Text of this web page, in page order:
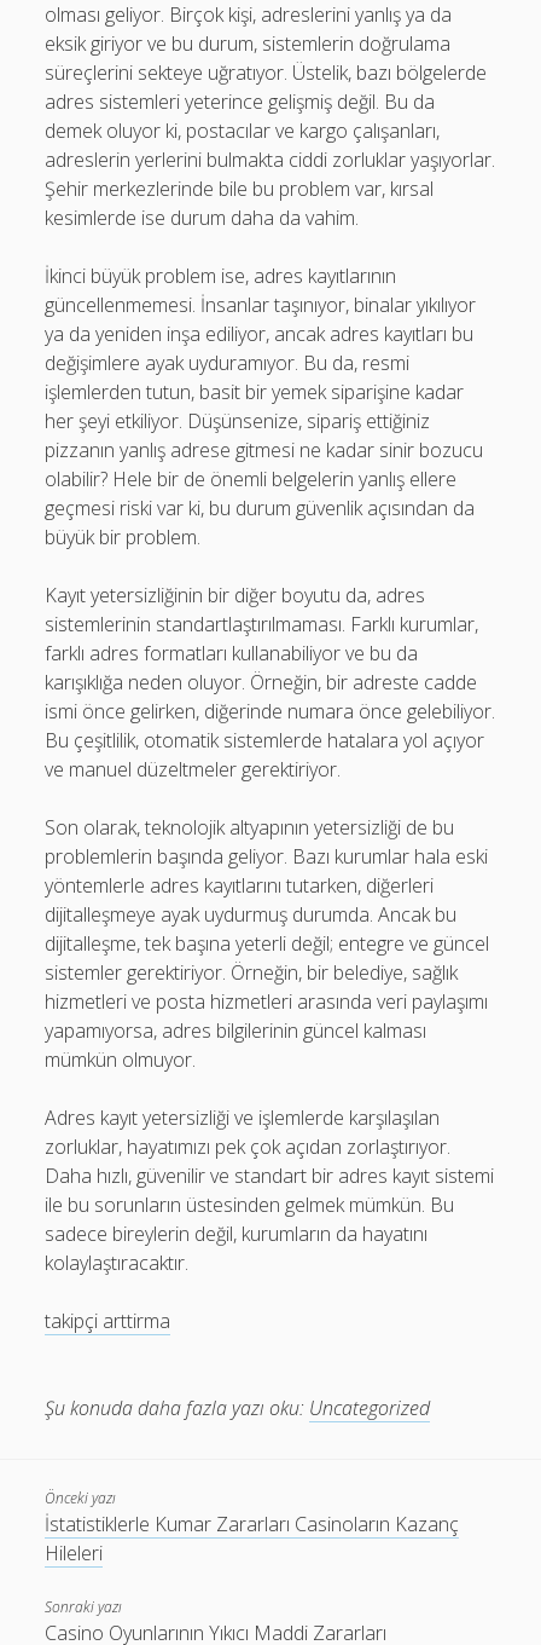
olması geliyor. Birçok kişi, adreslerini yanlış ya da
eksik giriyor ve bu durum, sistemlerin doğrulama
süreçlerini sekteye uğratıyor. Üstelik, bazı bölgelerde
adres sistemleri yeterince gelişmiş değil. Bu da
demek oluyor ki, postacılar ve kargo çalışanları,
adreslerin yerlerini bulmakta ciddi zorluklar yaşıyorlar.
Şehir merkezlerinde bile bu problem var, kırsal
kesimlerde ise durum daha da vahim.
İkinci büyük problem ise, adres kayıtlarının
güncellenmemesi. İnsanlar taşınıyor, binalar yıkılıyor
ya da yeniden inşa ediliyor, ancak adres kayıtları bu
değişimlere ayak uyduramıyor. Bu da, resmi
işlemlerden tutun, basit bir yemek siparişine kadar
her şeyi etkiliyor. Düşünsenize, sipariş ettiğiniz
pizzanın yanlış adrese gitmesi ne kadar sinir bozucu
olabilir? Hele bir de önemli belgelerin yanlış ellere
geçmesi riski var ki, bu durum güvenlik açısından da
büyük bir problem.
Kayıt yetersizliğinin bir diğer boyutu da, adres
sistemlerinin standartlaştırılmaması. Farklı kurumlar,
farklı adres formatları kullanabiliyor ve bu da
karışıklığa neden oluyor. Örneğin, bir adreste cadde
ismi önce gelirken, diğerinde numara önce gelebiliyor.
Bu çeşitlilik, otomatik sistemlerde hatalara yol açıyor
ve manuel düzeltmeler gerektiriyor.
Son olarak, teknolojik altyapının yetersizliği de bu
problemlerin başında geliyor. Bazı kurumlar hala eski
yöntemlerle adres kayıtlarını tutarken, diğerleri
dijitalleşmeye ayak uydurmuş durumda. Ancak bu
dijitalleşme, tek başına yeterli değil; entegre ve güncel
sistemler gerektiriyor. Örneğin, bir belediye, sağlık
hizmetleri ve posta hizmetleri arasında veri paylaşımı
yapamıyorsa, adres bilgilerinin güncel kalması
mümkün olmuyor.
Adres kayıt yetersizliği ve işlemlerde karşılaşılan
zorluklar, hayatımızı pek çok açıdan zorlaştırıyor.
Daha hızlı, güvenilir ve standart bir adres kayıt sistemi
ile bu sorunların üstesinden gelmek mümkün. Bu
sadece bireylerin değil, kurumların da hayatını
kolaylaştıracaktır.
takipçi arttirma
Şu konuda daha fazla yazı oku: Uncategorized
Önceki yazı
İstatistiklerle Kumar Zararları Casinoların Kazanç
Hileleri
Sonraki yazı
Casino Oyunlarının Yıkıcı Maddi Zararları